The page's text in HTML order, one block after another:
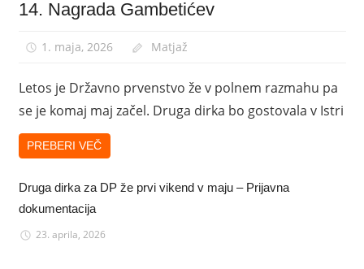
14. Nagrada Gambetićev
1. maja, 2026 Matjaž
Letos je Državno prvenstvo že v polnem razmahu pa
se je komaj maj začel. Druga dirka bo gostovala v Istri
PREBERI VEČ
Druga dirka za DP že prvi vikend v maju – Prijavna
dokumentacija
23. aprila, 2026